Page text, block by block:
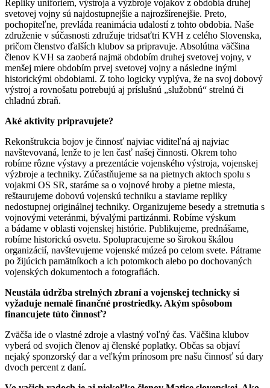
Repliky uniforiem, výstroja a výzbroje vojakov z obdobia druhej
svetovej vojny sú najdostupnejšie a najrozšírenejšie. Preto,
pochopiteľne, prevláda reanimácia udalostí z tohto obdobia. Naše
združenie v súčasnosti združuje tridsaťtri KVH z celého Slovenska,
pričom členstvo ďalších klubov sa pripravuje. Absolútna väčšina
členov KVH sa zaoberá najmä obdobím druhej svetovej vojny, v
menšej miere obdobím prvej svetovej vojny a následne inými
historickými obdobiami. Z toho logicky vyplýva, že na svoj dobový
výstroj a rovnošatu potrebujú aj príslušnú „služobnú“ strelnú či
chladnú zbraň.
Aké aktivity pripravujete?
Rekonštrukcia bojov je činnosť najviac viditeľná aj najviac
navštevovaná, lenže to je len časť našej činnosti. Okrem toho
robíme rôzne výstavy a prezentácie vojenského výstroja, vojenskej
výzbroje a techniky. Zúčastňujeme sa na pietnych aktoch spolu s
vojakmi OS SR, staráme sa o vojnové hroby a pietne miesta,
reštaurujeme dobovú vojenskú techniku a staviame repliky
nedostupnej originálnej techniky. Organizujeme besedy a stretnutia s
vojnovými veteránmi, bývalými partizánmi. Robíme výskum
a bádame v oblasti vojenskej histórie. Publikujeme, prednášame,
robíme historickú osvetu. Spolupracujeme so širokou škálou
organizácií, navštevujeme vojenské múzeá po celom svete. Pátrame
po žijúcich pamätníkoch a ich potomkoch alebo po dochovaných
vojenských dokumentoch a fotografiách.
Neustála údržba strelných zbraní a vojenskej technicky si
vyžaduje nemalé finančné prostriedky. Akým spôsobom
financujete túto činnosť?
Zväčša ide o vlastné zdroje a vlastný voľný čas. Väčšina klubov
vyberá od svojich členov aj členské poplatky. Občas sa objaví
nejaký sponzorský dar a veľkým prínosom pre našu činnosť sú dary
dvoch percent z daní.